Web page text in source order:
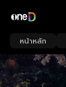
หน้าหลัก